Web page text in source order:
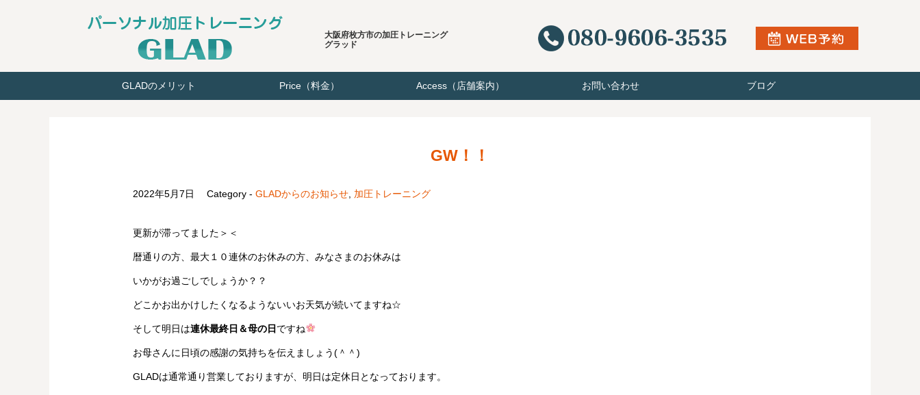
大阪府枚方市の加圧トレーニング
グラッド
GLADのメリット Price（料金） Access（店舗案内） お問い合わせ ブログ
GW！！
2022年5月7日 Category -GLADからのお知らせ 加圧トレーニング
更新が滞ってました＞＜
暦通りの方、最大１０連休のお休みの方、みなさまのお休みは
いかがお過ごしでしょうか？？
どこかお出かけしたくなるようないいお天気が続いてますね☆
そして明日は連休最終日＆母の日 ですね
お母さんに日頃の感謝の気持ちを伝えましょう(＾＾)
GLADは通常通り営業しておりますが、明日は定休日となっております。